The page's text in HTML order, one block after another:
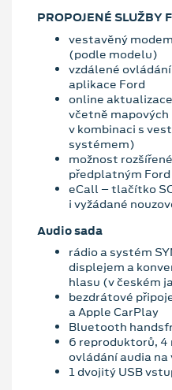
PROPOJENÉ SLUŽBY
vestavěný
(podle modelu)
vzdálené
aplikace Ford
online
včetně
v kombinaci s
systémem)
možnost
předplatným Ford
eCall – tlačítko
i vyžádané
Audio sada
rádio a systém
displejem a
hlasu (v českém
bezdrátové
a Apple CarPlay
Bluetooth
6 reproduktorů, 4
ovládání audia
1 dvojitý USB